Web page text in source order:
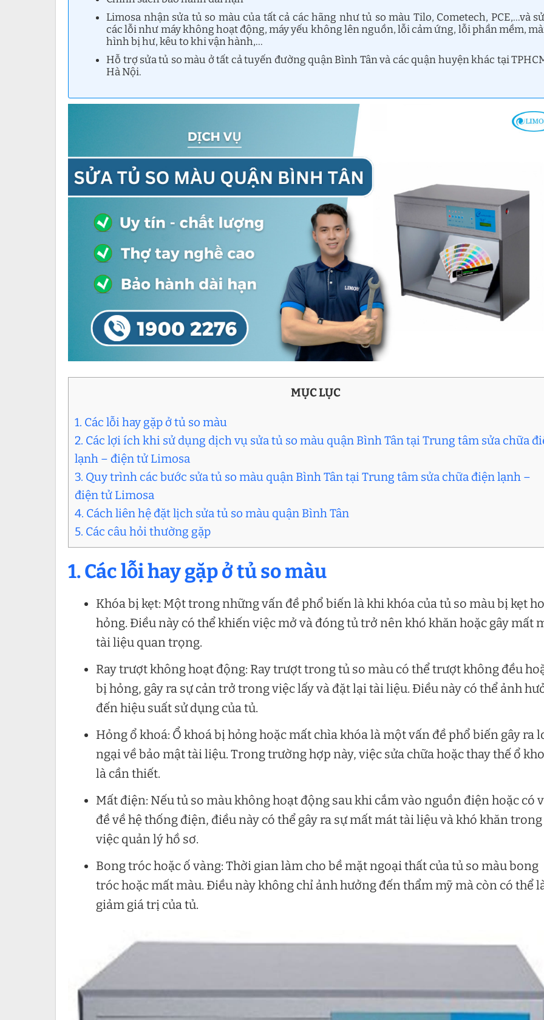
Limosa nhận sửa tủ so màu của tất cả các hãng như tủ so màu Tilo, Cometech, PCE,…và
các lỗi như máy không hoạt động, máy yếu không lên nguồn, lỗi cảm ứng, lỗi phần mềm,
hình bị hư, kêu to khi vận hành,…
Hỗ trợ sửa tủ so màu ở tất cả tuyến đường quận Bình Tân và các quận huyện khác tại
Hà Nội.
MỤC LỤC
1. Các lỗi hay gặp ở tủ so màu
2. Các lợi ích khi sử dụng dịch vụ sửa tủ so màu quận Bình Tân tại Trung tâm sửa chữa
lạnh – điện tử Limosa
3. Quy trình các bước sửa tủ so màu quận Bình Tân tại Trung tâm sửa chữa điện lạnh –
điện tử Limosa
4. Cách liên hệ đặt lịch sửa tủ so màu quận Bình Tân
5. Các câu hỏi thường gặp
1. Các lỗi hay gặp ở tủ so màu
Khóa bị kẹt: Một trong những vấn đề phổ biến là khi khóa của tủ so màu bị kẹt
hỏng. Điều này có thể khiến việc mở và đóng tủ trở nên khó khăn hoặc gây mất
tài liệu quan trọng.
Ray trượt không hoạt động: Ray trượt trong tủ so màu có thể trượt không đều
bị hỏng, gây ra sự cản trở trong việc lấy và đặt lại tài liệu. Điều này có thể ảnh
đến hiệu suất sử dụng của tủ.
Hỏng ổ khoá: Ổ khoá bị hỏng hoặc mất chìa khóa là một vấn đề phổ biến gây ra
ngại về bảo mật tài liệu. Trong trường hợp này, việc sửa chữa hoặc thay thế ổ
là cần thiết.
Mất điện: Nếu tủ so màu không hoạt động sau khi cắm vào nguồn điện hoặc có
đề về hệ thống điện, điều này có thể gây ra sự mất mát tài liệu và khó khăn trong
việc quản lý hồ sơ.
Bong tróc hoặc ố vàng: Thời gian làm cho bề mặt ngoại thất của tủ so màu bong
tróc hoặc mất màu. Điều này không chỉ ảnh hưởng đến thẩm mỹ mà còn có thể
giảm giá trị của tủ.